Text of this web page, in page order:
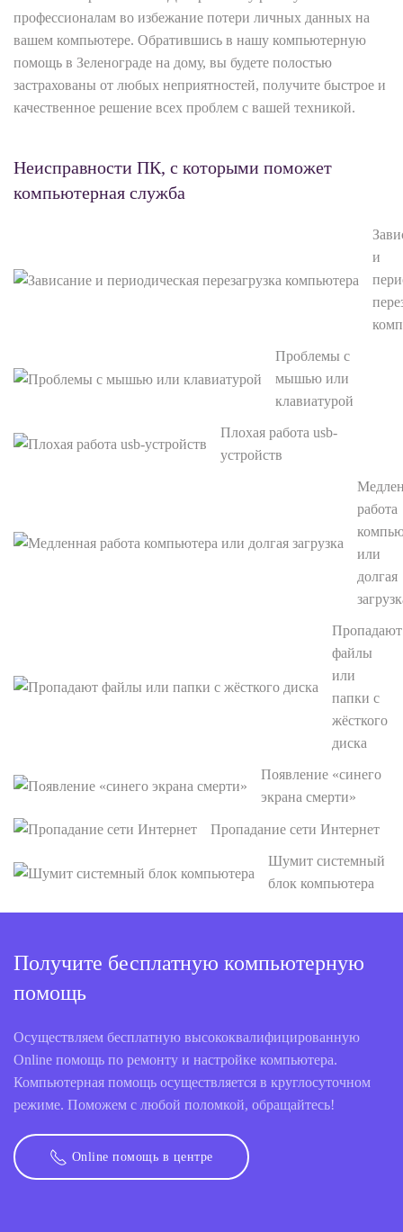
профессионалам во избежание потери личных данных на
вашем компьютере. Обратившись в нашу компьютерную
помощь в Зеленограде на дому, вы будете полостью
застрахованы от любых неприятностей, получите быстрое и
качественное решение всех проблем с вашей техникой.
Неисправности ПК, с которыми поможет
компьютерная служба
и
Проблемы с
мышью или
клавиатурой
Плохая работа usb-
устройств
работа
или
долгая
Пропадают
файлы
или
папки с
жёсткого
диска
Появление «синего
экрана смерти»
Пропадание сети Интернет
Шумит системный
блок компьютера
Получите бесплатную компьютерную
помощь
Осуществляем бесплатную высококвалифицированную
Online помощь по ремонту и настройке компьютера.
Компьютерная помощь осуществляется в круглосуточном
режиме. Поможем с любой поломкой, обращайтесь!
Online помощь в центре